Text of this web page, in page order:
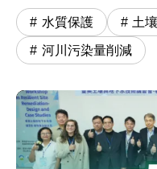
水質保護 土
河川污染量削減